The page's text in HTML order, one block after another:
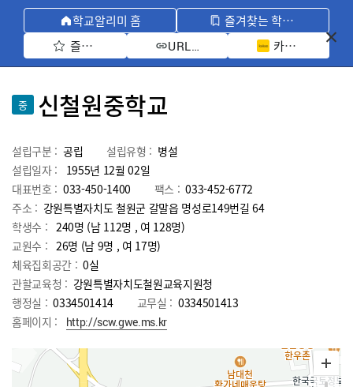
학교알리미 홈
즐겨찾는 학교 모아보기
즐겨찾기 선택
URL 복사 카카오톡 공유
중 신철원중학교
설립구분 : 공립 설립유형 : 병설
설립일자 :
1955년 12월 02일
대표번호 : 033-450-1400 팩스 : 033-452-6772
주소 : 강원특별자치도 철원군 갈말읍 명성로149번길 64
학생수 : 240명 (남 112명 , 여 128명)
교원수 : 26명 (남 9명 , 여 17명)
체육집회공간 : 0실
관할교육청 : 강원특별자치도철원교육지원청
행정실 : 0334501414 교무실 : 0334501413
홈페이지 :
http://scw.gwe.ms.kr